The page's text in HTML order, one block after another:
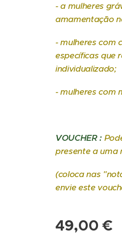
- a mulheres
amamentação
- mulheres com
específicas que
individualizado;
- mulheres com
VOUCHER :
presente a uma
(coloca nas
envie este
49,00 €